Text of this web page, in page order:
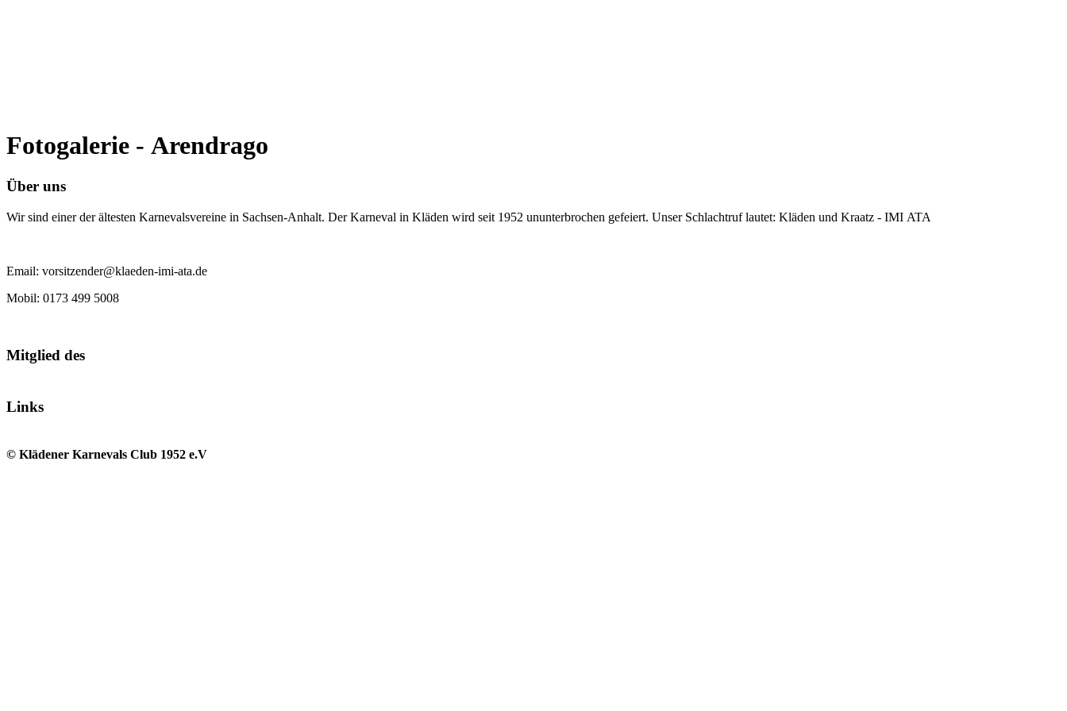
Fotogalerie - Arendrago
Über uns
Wir sind einer der ältesten Karnevalsvereine in Sachsen-Anhalt. Der Karneval in Kläden wird seit 1952 ununterbrochen gefeiert. Unser Schlachtruf lautet: Kläden und Kraatz - IMI ATA
Email: vorsitzender@klaeden-imi-ata.de
Mobil: 0173 499 5008
Mitglied des
Links
© Klädener Karnevals Club 1952 e.V